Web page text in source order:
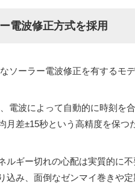
電波修正方式を採用
ソーラー電波修正を有するモデ
電波によって自動的に時刻を
月差±15秒という高精度を保つ
ルギー切れの心配は実質的に不
込み、面倒なゼンマイ巻きや